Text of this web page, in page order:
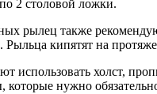
2 столовой ложки.
рылец также
кипятят на
использовать холст,
нужно